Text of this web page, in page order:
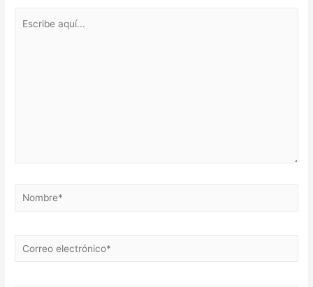
Nombre*
Correo